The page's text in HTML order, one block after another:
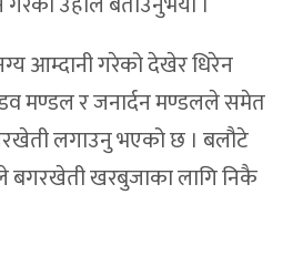
आम्दानी गरेको देखेर धिरेन
मण्डल र जनार्दन मण्डलले समेत
लगाउनु भएको छ । बलौटे
बगरखेती खरबुजाका लागि निकै